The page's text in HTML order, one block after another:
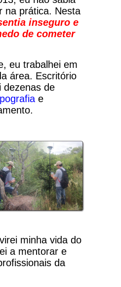
na prática. Nesta
inseguro e
de cometer
eu trabalhei em
área. Escritório
dezenas de
e
minha vida do
a mentorar e
da